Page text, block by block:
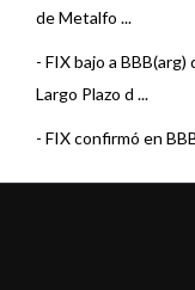
de Metalfo ...
- FIX bajo a
Largo Plazo d ...
- FIX confirmó en